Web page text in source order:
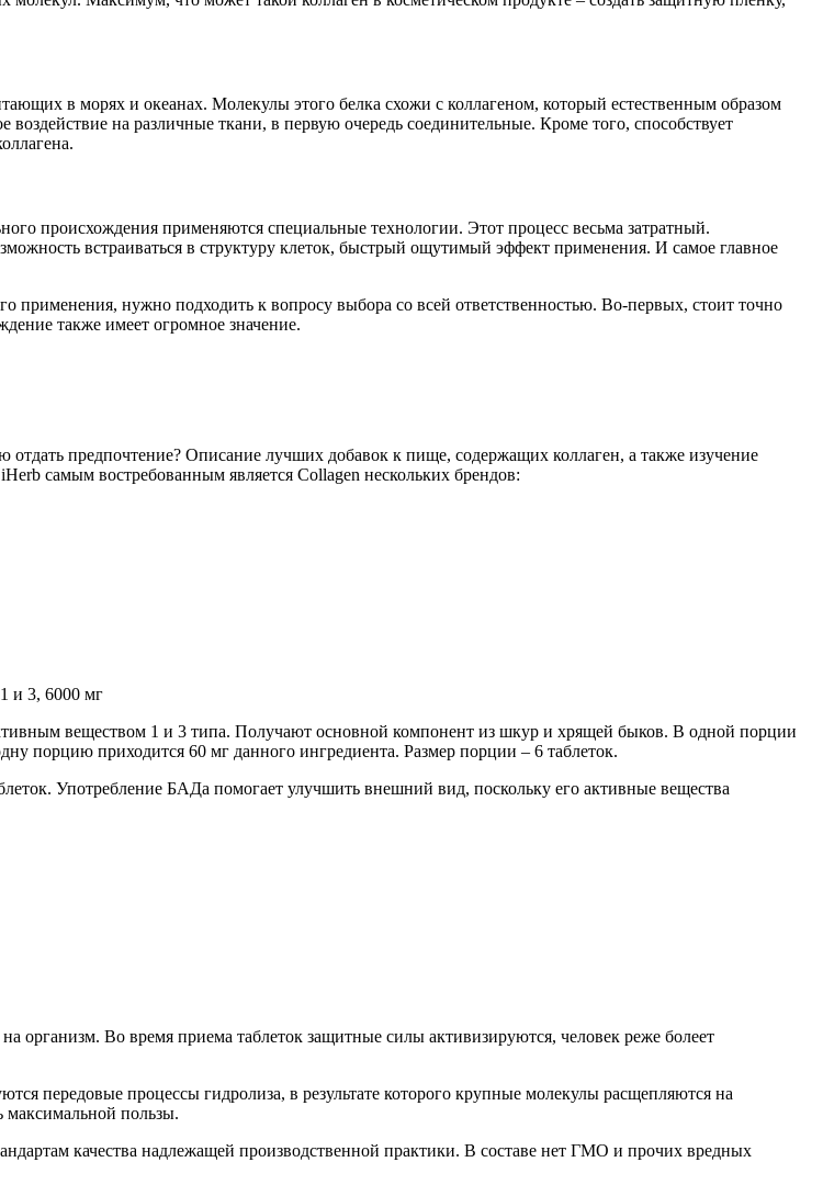
в морях и океанах. Молекулы этого белка схожи с коллагеном, который естественным образом
воздействие на различные ткани, в первую очередь соединительные. Кроме того, способствует
происхождения применяются специальные технологии. Этот процесс весьма затратный.
встраиваться в структуру клеток, быстрый ощутимый эффект применения. И самое главное
применения, нужно подходить к вопросу выбора со всей ответственностью. Во-первых, стоит точно
также имеет огромное значение.
предпочтение? Описание лучших добавок к пище, содержащих коллаген, а также изучение
самым востребованным является Collagen нескольких брендов:
веществом 1 и 3 типа. Получают основной компонент из шкур и хрящей быков. В одной порции
порцию приходится 60 мг данного ингредиента. Размер порции – 6 таблеток.
Употребление БАДа помогает улучшить внешний вид, поскольку его активные вещества
организм. Во время приема таблеток защитные силы активизируются, человек реже болеет
передовые процессы гидролиза, в результате которого крупные молекулы расщепляются на
максимальной пользы.
качества надлежащей производственной практики. В составе нет ГМО и прочих вредных